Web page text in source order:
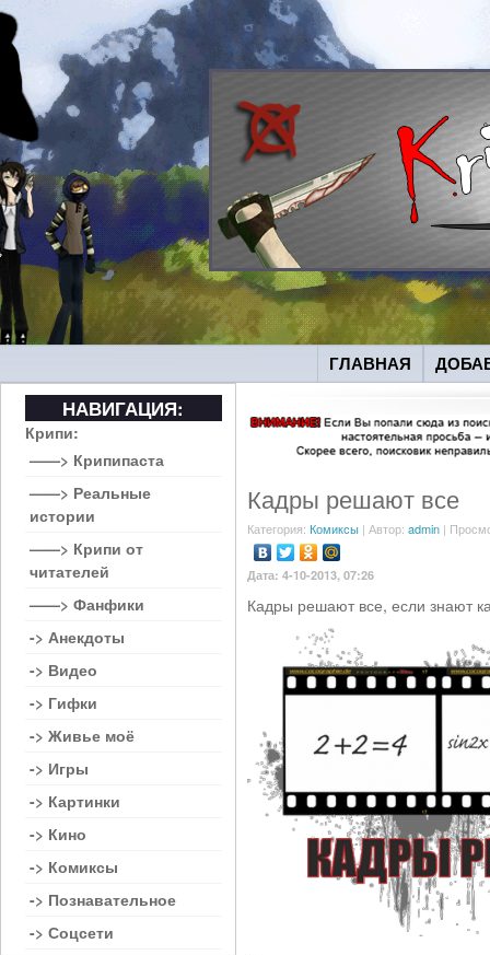
ГЛАВНАЯ
Кадры решают все
Категория: Комиксы | Автор: admin |
Дата: 4-10-2013, 07:26
Кадры решают все, если знают
НАВИГАЦИЯ:
Крипи:
——> Крипипаста
——> Реальные
истории
——> Крипи от
читателей
——> Фанфики
-> Анекдоты
-> Видео
-> Гифки
-> Живье моё
-> Игры
-> Картинки
-> Кино
-> Комиксы
-> Познавательное
-> Соцсети